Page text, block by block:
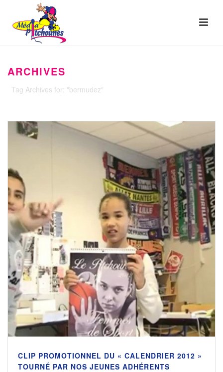
ARCHIVES
Tag Archives for: "bermudez"
CLIP PROMOTIONNEL DU « CALENDRIER 2012 »
TOURNÉ PAR NOS JEUNES ADHÉRENTS